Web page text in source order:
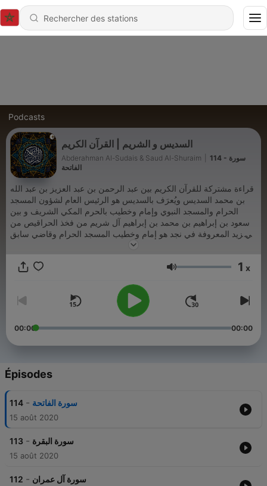
Podcasts
السديس و الشريم | القرآن الكريم
Abderahman Al-Sudais & Saud Al-Shuraim
114 - سورة
الفاتحة
قراءة مشتركة للقرآن الكريم بين عبد الرحمن بن عبد العزيز بن عبد الله
بن محمد السديس ويُعرَف بالسديس هو الرئيس العام لشؤون المسجد
الحرام والمسجد النبوي وإمام وخطيب بالحرم المكي الشريف و بين
سعود بن إبراهيم بن محمد بن إبراهيم آل شريم من فخذ الحراقيص من
بني زيد المعروفة في نجد هو إمام وخطيب المسجد الحرام وقاضي سابق
Volume 1 x
00:00 00:00
Épisodes
114 - سورة الفاتحة
15 août 2020
113 - سورة البقرة
15 août 2020
112 - سورة آل عمران